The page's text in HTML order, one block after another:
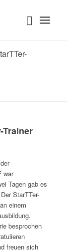
war
Tagen gab es
StarTTer-
einem
besprochen
freuen sich